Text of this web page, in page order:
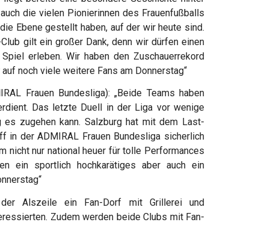
die vielen Pionierinnen des Frauenfußballs
Ebene gestellt haben, auf der wir heute sind.
gilt ein großer Dank, denn wir dürfen einen
erleben. Wir haben den Zuschauerrekord
noch viele weitere Fans am Donnerstag“
Frauen Bundesliga): „Beide Teams haben
Das letzte Duell in der Liga vor wenige
zugehen kann. Salzburg hat mit dem Last-
in der ADMIRAL Frauen Bundesliga sicherlich
nicht nur national heuer für tolle Performances
ein sportlich hochkarätiges aber auch ein
Alszeile ein Fan-Dorf mit Grillerei und
Zudem werden beide Clubs mit Fan-